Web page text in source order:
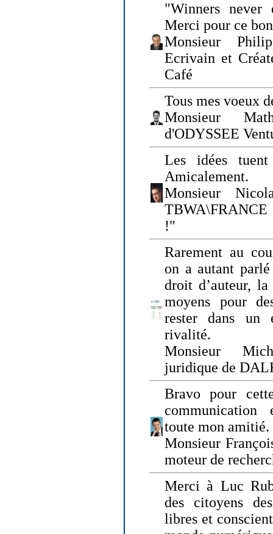
"Winners
Merci pour ce
Monsieur
Ecrivain et
Café
Tous mes voeux
Monsieur
d'ODYSSEE
Les idées
Amicalement.
Monsieur
TBWA\FRANCE
!"
Rarement au
on a autant
droit d’auteur,
moyens pour
rester dans un
rivalité.
Monsieur
juridique de
Bravo pour
communication
toute mon amitié.
Monsieur
moteur de
Merci à Luc
des citoyens
libres et